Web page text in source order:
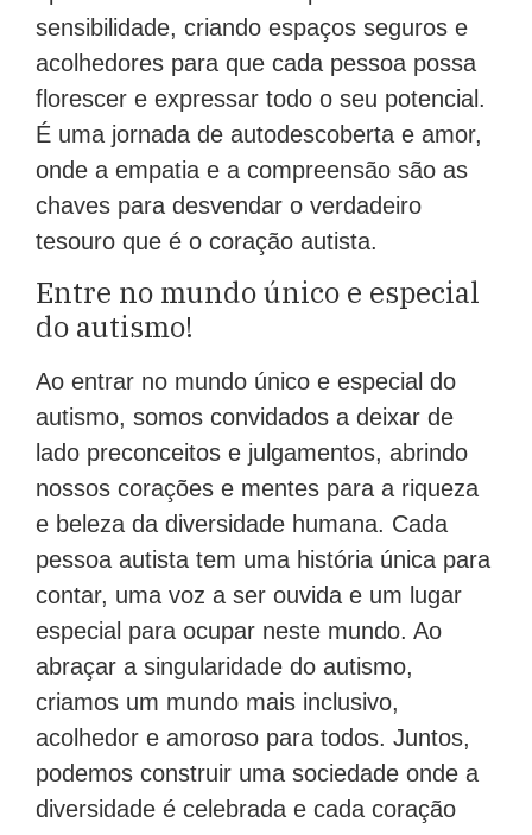
sensibilidade, criando espaços seguros e
acolhedores para que cada pessoa possa
florescer e expressar todo o seu potencial.
É uma jornada de autodescoberta e amor,
onde a empatia e a compreensão são as
chaves para desvendar o verdadeiro
tesouro que é o coração autista.
Entre no mundo único e especial
do autismo!
Ao entrar no mundo único e especial do
autismo, somos convidados a deixar de
lado preconceitos e julgamentos, abrindo
nossos corações e mentes para a riqueza
e beleza da diversidade humana. Cada
pessoa autista tem uma história única para
contar, uma voz a ser ouvida e um lugar
especial para ocupar neste mundo. Ao
abraçar a singularidade do autismo,
criamos um mundo mais inclusivo,
acolhedor e amoroso para todos. Juntos,
podemos construir uma sociedade onde a
diversidade é celebrada e cada coração